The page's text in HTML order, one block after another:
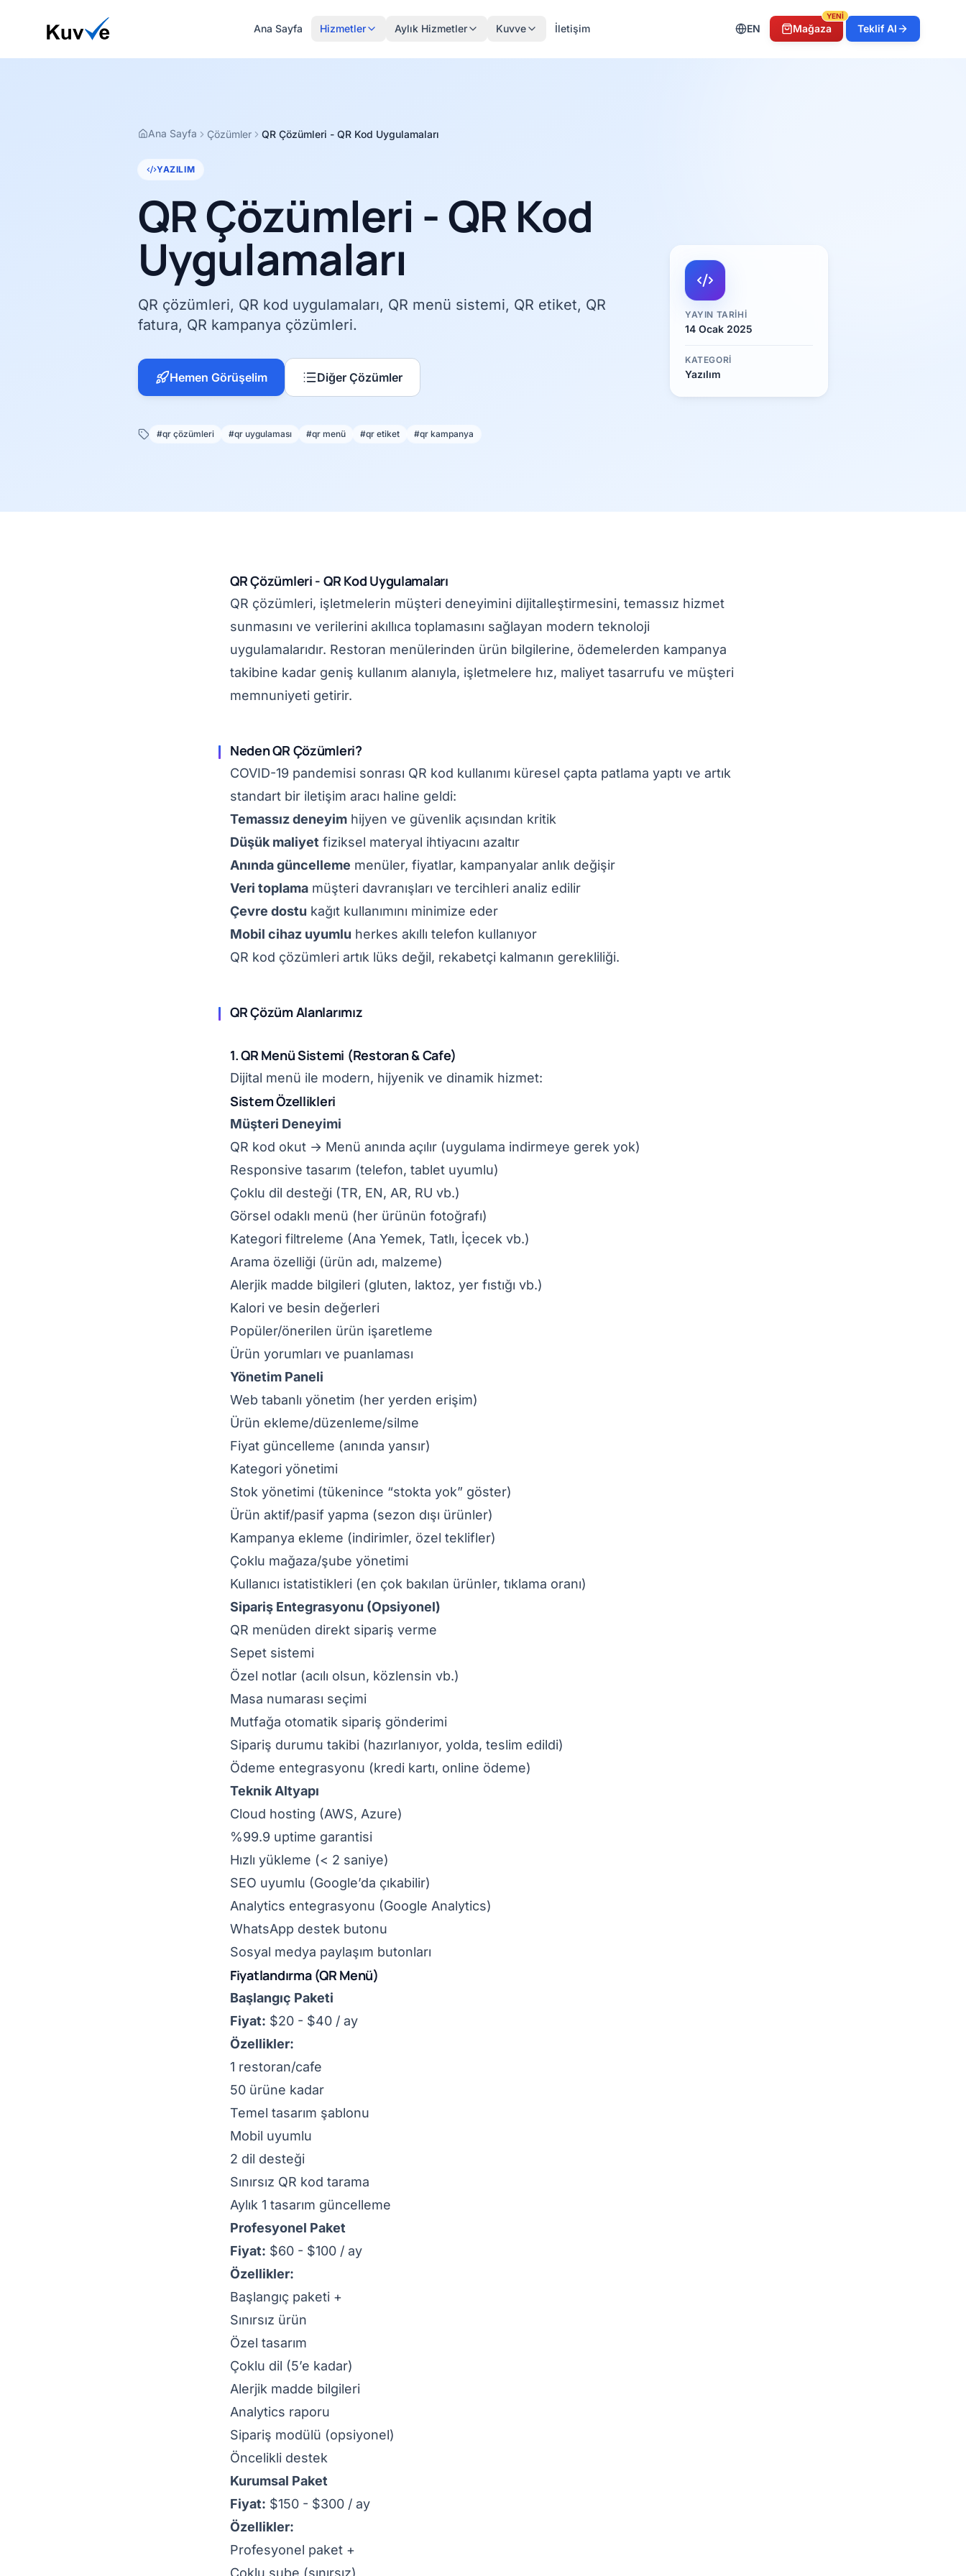
Ana Sayfa Hizmetler Aylık Hizmetler Kuvve İletişim EN Mağaza
YENİ
Teklif Al
Ana Sayfa Çözümler QR Çözümleri - QR Kod Uygulamaları
YAZILIM
QR Çözümleri - QR Kod
Uygulamaları
QR çözümleri, QR kod uygulamaları, QR menü sistemi, QR etiket, QR
fatura, QR kampanya çözümleri.
Hemen Görüşelim Diğer Çözümler
YAYIN TARIHI
14 Ocak 2025
KATEGORI
Yazılım
#qr çözümleri #qr uygulaması #qr menü #qr etiket #qr kampanya
QR Çözümleri - QR Kod Uygulamaları
QR çözümleri, işletmelerin müşteri deneyimini dijitalleştirmesini, temassız hizmet
sunmasını ve verilerini akıllıca toplamasını sağlayan modern teknoloji
uygulamalarıdır. Restoran menülerinden ürün bilgilerine, ödemelerden kampanya
takibine kadar geniş kullanım alanıyla, işletmelere hız, maliyet tasarrufu ve müşteri
memnuniyeti getirir.
Neden QR Çözümleri?
COVID-19 pandemisi sonrası QR kod kullanımı küresel çapta patlama yaptı ve artık
standart bir iletişim aracı haline geldi:
Temassız deneyim hijyen ve güvenlik açısından kritik
Düşük maliyet fiziksel materyal ihtiyacını azaltır
Anında güncelleme menüler, fiyatlar, kampanyalar anlık değişir
Veri toplama müşteri davranışları ve tercihleri analiz edilir
Çevre dostu kağıt kullanımını minimize eder
Mobil cihaz uyumlu herkes akıllı telefon kullanıyor
QR kod çözümleri artık lüks değil, rekabetçi kalmanın gerekliliği.
QR Çözüm Alanlarımız
1. QR Menü Sistemi (Restoran & Cafe)
Dijital menü ile modern, hijyenik ve dinamik hizmet:
Sistem Özellikleri
Müşteri Deneyimi
QR kod okut → Menü anında açılır (uygulama indirmeye gerek yok)
Responsive tasarım (telefon, tablet uyumlu)
Çoklu dil desteği (TR, EN, AR, RU vb.)
Görsel odaklı menü (her ürünün fotoğrafı)
Kategori filtreleme (Ana Yemek, Tatlı, İçecek vb.)
Arama özelliği (ürün adı, malzeme)
Alerjik madde bilgileri (gluten, laktoz, yer fıstığı vb.)
Kalori ve besin değerleri
Popüler/önerilen ürün işaretleme
Ürün yorumları ve puanlaması
Yönetim Paneli
Web tabanlı yönetim (her yerden erişim)
Ürün ekleme/düzenleme/silme
Fiyat güncelleme (anında yansır)
Kategori yönetimi
Stok yönetimi (tükenince “stokta yok” göster)
Ürün aktif/pasif yapma (sezon dışı ürünler)
Kampanya ekleme (indirimler, özel teklifler)
Çoklu mağaza/şube yönetimi
Kullanıcı istatistikleri (en çok bakılan ürünler, tıklama oranı)
Sipariş Entegrasyonu (Opsiyonel)
QR menüden direkt sipariş verme
Sepet sistemi
Özel notlar (acılı olsun, közlensin vb.)
Masa numarası seçimi
Mutfağa otomatik sipariş gönderimi
Sipariş durumu takibi (hazırlanıyor, yolda, teslim edildi)
Ödeme entegrasyonu (kredi kartı, online ödeme)
Teknik Altyapı
Cloud hosting (AWS, Azure)
%99.9 uptime garantisi
Hızlı yükleme (< 2 saniye)
SEO uyumlu (Google’da çıkabilir)
Analytics entegrasyonu (Google Analytics)
WhatsApp destek butonu
Sosyal medya paylaşım butonları
Fiyatlandırma (QR Menü)
Başlangıç Paketi
Fiyat: $20 - $40 / ay
Özellikler:
1 restoran/cafe
50 ürüne kadar
Temel tasarım şablonu
Mobil uyumlu
2 dil desteği
Sınırsız QR kod tarama
Aylık 1 tasarım güncelleme
Profesyonel Paket
Fiyat: $60 - $100 / ay
Özellikler:
Başlangıç paketi +
Sınırsız ürün
Özel tasarım
Çoklu dil (5’e kadar)
Alerjik madde bilgileri
Analytics raporu
Sipariş modülü (opsiyonel)
Öncelikli destek
Kurumsal Paket
Fiyat: $150 - $300 / ay
Özellikler:
Profesyonel paket +
Çoklu şube (sınırsız)